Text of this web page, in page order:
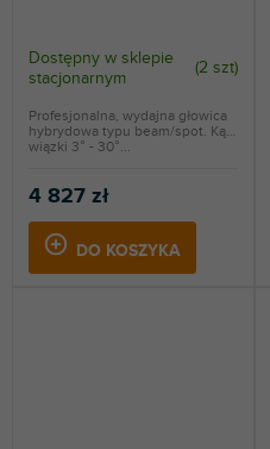
Dostępny w sklepie
stacjonarnym
(2 szt)
4 827 zł
DO KOSZYKA
Profesjonalna, wydajna głowica
hybrydowa typu beam/spot. Kąt
wiązki 3° - 30°...